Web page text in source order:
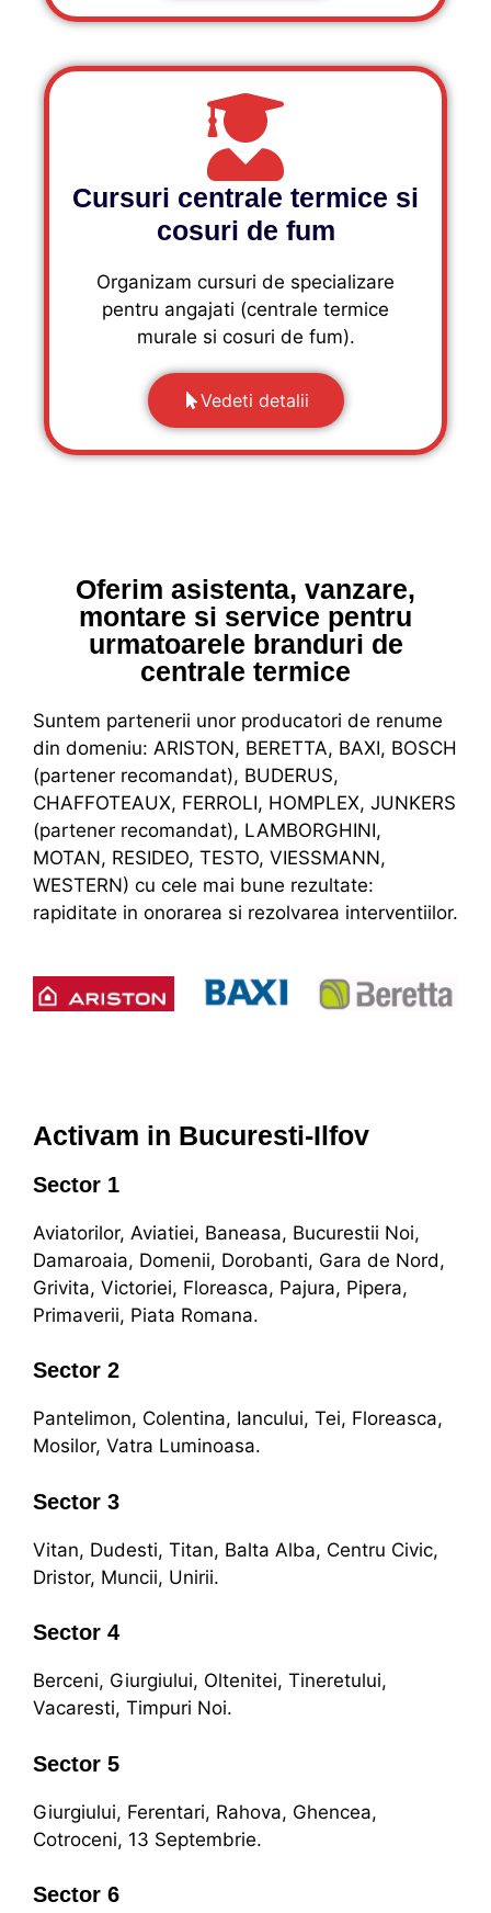
Cursuri centrale termice si
cosuri de fum
Organizam cursuri de specializare
pentru angajati (centrale termice
murale si cosuri de fum).
Vedeti detalii
Oferim asistenta, vanzare,
montare si service pentru
urmatoarele branduri de
centrale termice
Suntem partenerii unor producatori de renume
din domeniu: ARISTON, BERETTA, BAXI, BOSCH
(partener recomandat), BUDERUS,
CHAFFOTEAUX, FERROLI, HOMPLEX, JUNKERS
(partener recomandat), LAMBORGHINI,
MOTAN, RESIDEO, TESTO, VIESSMANN,
WESTERN) cu cele mai bune rezultate:
rapiditate in onorarea si rezolvarea interventiilor.
Activam in Bucuresti-Ilfov
Sector 1
Aviatorilor, Aviatiei, Baneasa, Bucurestii Noi,
Damaroaia, Domenii, Dorobanti, Gara de Nord,
Grivita, Victoriei, Floreasca, Pajura, Pipera,
Primaverii, Piata Romana.
Sector 2
Pantelimon, Colentina, Iancului, Tei, Floreasca,
Mosilor, Vatra Luminoasa.
Sector 3
Vitan, Dudesti, Titan, Balta Alba, Centru Civic,
Dristor, Muncii, Unirii.
Sector 4
Berceni, Giurgiului, Oltenitei, Tineretului,
Vacaresti, Timpuri Noi.
Sector 5
Giurgiului, Ferentari, Rahova, Ghencea,
Cotroceni, 13 Septembrie.
Sector 6